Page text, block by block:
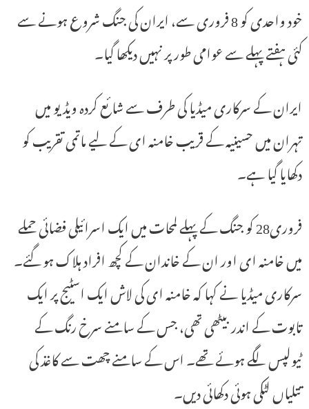
خود واحدی کو 8 فروری سے، ایران کی جنگ شروع ہونے سے
کئی ہفتے پہلے سے عوامی طور پر نہیں دیکھا گیا۔
ایران کے سرکاری میڈیا کی طرف سے شائع کردہ ویڈیو میں
تہران میں حسینیہ کے قریب خامنہ ای کے لیے ماتمی تقریب کو
دکھایا گیا ہے۔
فروری28 کو جنگ کے پہلے لمحات میں ایک اسرائیلی فضائی حملے
میں خامنہ ای اور ان کے خاندان کے کچھ افراد ہلاک ہو گئے۔
سرکاری میڈیا نے کہا کہ خامنہ ای کی لاش ایک اسٹیج پر ایک
تابوت کے اندر بیٹھی تھی، جس کے سامنے سرخ رنگ کے
ٹیولپس لگے ہوئے تھے۔ اس کے سامنے چھت سے کاغذ کی
تتلیاں لٹکی ہوئی دکھائی دیں۔